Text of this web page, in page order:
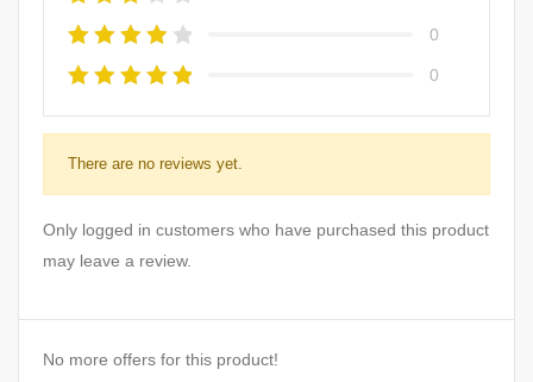
0
0
There are no reviews yet.
Only logged in customers who have purchased this product
may leave a review.
No more offers for this product!